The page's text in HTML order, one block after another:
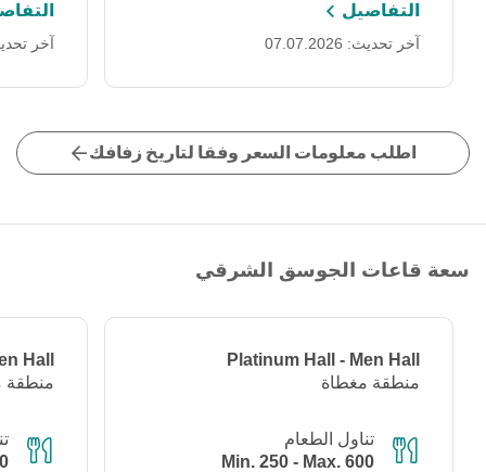
التفاصيل
آخر تحديث: 07.07.2026 آخر تحديث:
اطلب معلومات السعر وفقا لتاريخ زفافك
سعة قاعات الجوسق الشرقي
Platinum Hall - Men Hall
منطقة مغطاة
تناول الطعام
Min. 250 - Max. 600
Hall
منطقة